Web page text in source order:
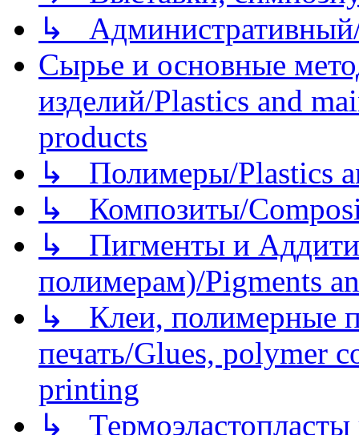
↳
Сырье и основные
изделий/Plastics and
products
↳ Полимеры/Plastics
↳ Композиты/
↳ Пигменты и
полимерам)/Pigments
↳ Клеи, полимерные
печать/Glues, polymer
printing
↳